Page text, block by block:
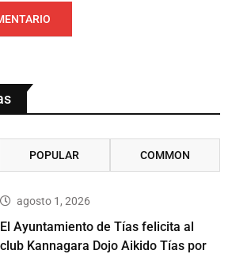
POPULAR COMMON
agosto 1, 2026
El Ayuntamiento de Tías felicita al
club Kannagara Dojo Aikido Tías por